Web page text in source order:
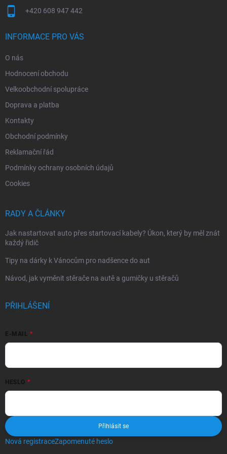
+420 608 947 442
INFORMACE PRO VÁS
O nás
Hodnocení obchodu
Velkoobchodní spolupráce
Doprava a platba
Kontakty
Obchodní podmínky
Reklamační řád
Podmínky ochrany osobních údajů
Cookies
RADY A ČLÁNKY
Jak nastartovat auto přes startovací kabely? Úkon, který by měl znát
každý řidič
Tipy na dárky k Vánocům pro nadšence do aut
Návod, jak vyměnit stěrače na autě a gumičky u stěračů
PŘIHLÁŠENÍ
E-MAIL
HESLO
Přihlásit se
Nová registraceZapomenuté heslo